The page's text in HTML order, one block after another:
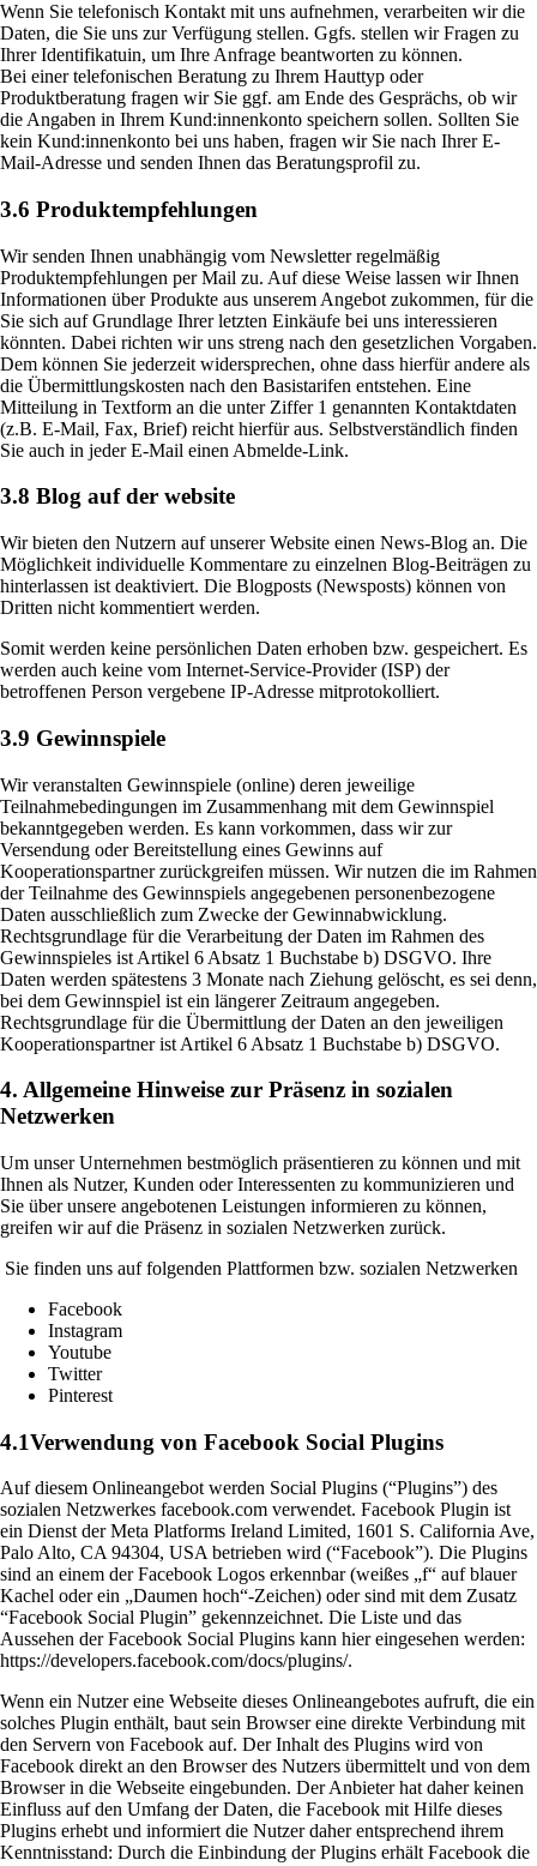
Wenn Sie telefonisch Kontakt mit uns aufnehmen, verarbeiten wir die
Daten, die Sie uns zur Verfügung stellen. Ggfs. stellen wir Fragen zu
Ihrer Identifikatuin, um Ihre Anfrage beantworten zu können.
Bei einer telefonischen Beratung zu Ihrem Hauttyp oder
Produktberatung fragen wir Sie ggf. am Ende des Gesprächs, ob wir
die Angaben in Ihrem Kund:innenkonto speichern sollen. Sollten Sie
kein Kund:innenkonto bei uns haben, fragen wir Sie nach Ihrer E-
Mail-Adresse und senden Ihnen das Beratungsprofil zu.
3.6 Produktempfehlungen
Wir senden Ihnen unabhängig vom Newsletter regelmäßig
Produktempfehlungen per Mail zu. Auf diese Weise lassen wir Ihnen
Informationen über Produkte aus unserem Angebot zukommen, für die
Sie sich auf Grundlage Ihrer letzten Einkäufe bei uns interessieren
könnten. Dabei richten wir uns streng nach den gesetzlichen Vorgaben.
Dem können Sie jederzeit widersprechen, ohne dass hierfür andere als
die Übermittlungskosten nach den Basistarifen entstehen. Eine
Mitteilung in Textform an die unter Ziffer 1 genannten Kontaktdaten
(z.B. E-Mail, Fax, Brief) reicht hierfür aus. Selbstverständlich finden
Sie auch in jeder E-Mail einen Abmelde-Link.
3.8 Blog auf der website
Wir bieten den Nutzern auf unserer Website einen News-Blog an. Die
Möglichkeit individuelle Kommentare zu einzelnen Blog-Beiträgen zu
hinterlassen ist deaktiviert. Die Blogposts (Newsposts) können von
Dritten nicht kommentiert werden.
Somit werden keine persönlichen Daten erhoben bzw. gespeichert. Es
werden auch keine vom Internet-Service-Provider (ISP) der
betroffenen Person vergebene IP-Adresse mitprotokolliert.
3.9 Gewinnspiele
Wir veranstalten Gewinnspiele (online) deren jeweilige
Teilnahmebedingungen im Zusammenhang mit dem Gewinnspiel
bekanntgegeben werden. Es kann vorkommen, dass wir zur
Versendung oder Bereitstellung eines Gewinns auf
Kooperationspartner zurückgreifen müssen. Wir nutzen die im Rahmen
der Teilnahme des Gewinnspiels angegebenen personenbezogene
Daten ausschließlich zum Zwecke der Gewinnabwicklung.
Rechtsgrundlage für die Verarbeitung der Daten im Rahmen des
Gewinnspieles ist Artikel 6 Absatz 1 Buchstabe b) DSGVO. Ihre
Daten werden spätestens 3 Monate nach Ziehung gelöscht, es sei denn,
bei dem Gewinnspiel ist ein längerer Zeitraum angegeben.
Rechtsgrundlage für die Übermittlung der Daten an den jeweiligen
Kooperationspartner ist Artikel 6 Absatz 1 Buchstabe b) DSGVO.
4. Allgemeine Hinweise zur Präsenz in sozialen
Netzwerken
Um unser Unternehmen bestmöglich präsentieren zu können und mit
Ihnen als Nutzer, Kunden oder Interessenten zu kommunizieren und
Sie über unsere angebotenen Leistungen informieren zu können,
greifen wir auf die Präsenz in sozialen Netzwerken zurück.
Sie finden uns auf folgenden Plattformen bzw. sozialen Netzwerken
Facebook
Instagram
Youtube
Twitter
Pinterest
4.1Verwendung von Facebook Social Plugins
Auf diesem Onlineangebot werden Social Plugins (“Plugins”) des
sozialen Netzwerkes facebook.com verwendet. Facebook Plugin ist
ein Dienst der Meta Platforms Ireland Limited, 1601 S. California Ave,
Palo Alto, CA 94304, USA betrieben wird (“Facebook”). Die Plugins
sind an einem der Facebook Logos erkennbar (weißes „f“ auf blauer
Kachel oder ein „Daumen hoch“-Zeichen) oder sind mit dem Zusatz
“Facebook Social Plugin” gekennzeichnet. Die Liste und das
Aussehen der Facebook Social Plugins kann hier eingesehen werden:
https://developers.facebook.com/docs/plugins/.
Wenn ein Nutzer eine Webseite dieses Onlineangebotes aufruft, die ein
solches Plugin enthält, baut sein Browser eine direkte Verbindung mit
den Servern von Facebook auf. Der Inhalt des Plugins wird von
Facebook direkt an den Browser des Nutzers übermittelt und von dem
Browser in die Webseite eingebunden. Der Anbieter hat daher keinen
Einfluss auf den Umfang der Daten, die Facebook mit Hilfe dieses
Plugins erhebt und informiert die Nutzer daher entsprechend ihrem
Kenntnisstand: Durch die Einbindung der Plugins erhält Facebook die